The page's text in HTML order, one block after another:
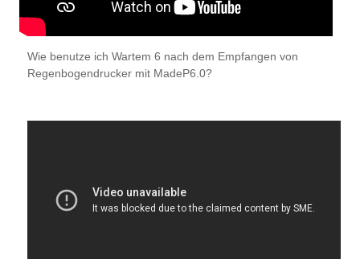
Wie benutze ich Wartem 6 nach dem Empfangen von
Regenbogendrucker mit MadeP6.0?